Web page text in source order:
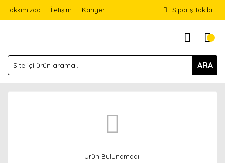
Hakkımızda İletişim Kariyer Sipariş Takibi
ARA
Ürün Bulunamadı.